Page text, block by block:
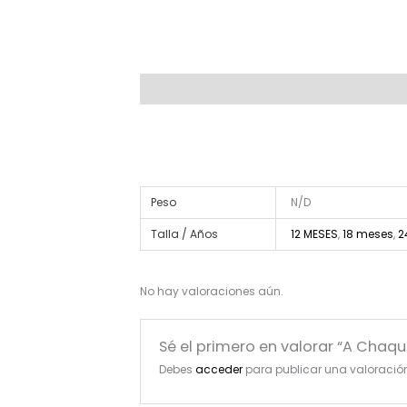
Peso N/D
Talla / Años 12 MESES,18 meses,
No hay valoraciones aún.
Sé el primero en valorar “A
Debesacceder para publicar una